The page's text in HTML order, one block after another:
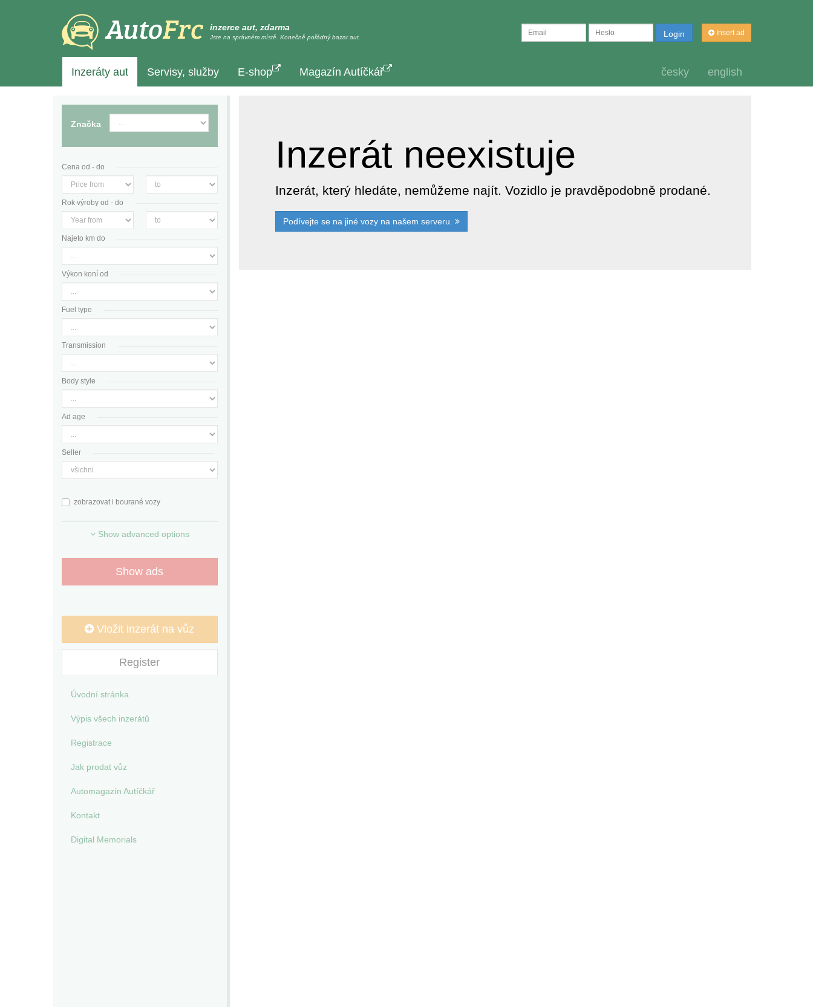
inzerce aut, zdarma
Jste na správném místě. Konečně pořádný bazar aut.
Insert ad
Login
Inzeráty aut Servisy, služby E-shop Magazín Autíčkář česky english
Inzerát neexistuje
Inzerát, který hledáte, nemůžeme najít. Vozidlo je pravděpodobně prodané.
Podívejte se na jiné vozy na našem serveru.
Značka
Cena od - do
Rok výroby od - do
Najeto km do
Výkon koní od
Fuel type
Transmission
Body style
Ad age
Seller
zobrazovat i bourané vozy
Show advanced options
Show ads
Vložit inzerát na vůz
Register
Úvodní stránka
Výpis všech inzerátů
Registrace
Jak prodat vůz
Automagazín Autíčkář
Kontakt
Digital Memorials